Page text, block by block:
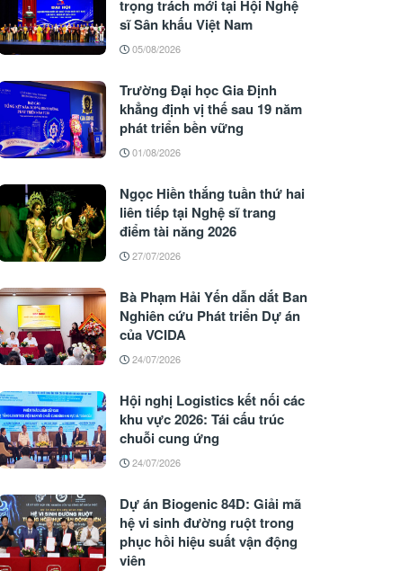
trọng trách mới tại Hội Nghệ
sĩ Sân khấu Việt Nam
05/08/2026
Trường Đại học Gia Định
khẳng định vị thế sau 19 năm
phát triển bền vững
01/08/2026
Ngọc Hiền thắng tuần thứ hai
liên tiếp tại Nghệ sĩ trang
điểm tài năng 2026
27/07/2026
Bà Phạm Hải Yến dẫn dắt Ban
Nghiên cứu Phát triển Dự án
của VCIDA
24/07/2026
Hội nghị Logistics kết nối các
khu vực 2026: Tái cấu trúc
chuỗi cung ứng
24/07/2026
Dự án Biogenic 84D: Giải mã
hệ vi sinh đường ruột trong
phục hồi hiệu suất vận động
viên